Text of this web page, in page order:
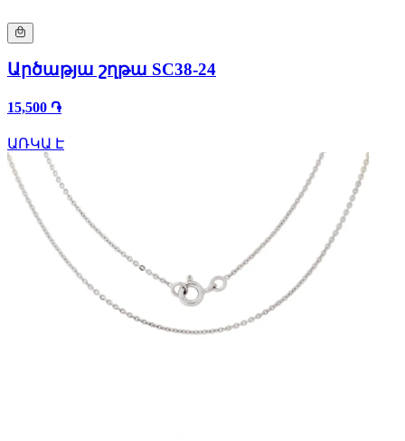
Արծաթյա շղթա SC38-24
15,500 ֏
ԱՌԿԱ Է